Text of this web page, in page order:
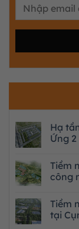
Hạ
Ứng
Tiềm
công
Tiềm
tại